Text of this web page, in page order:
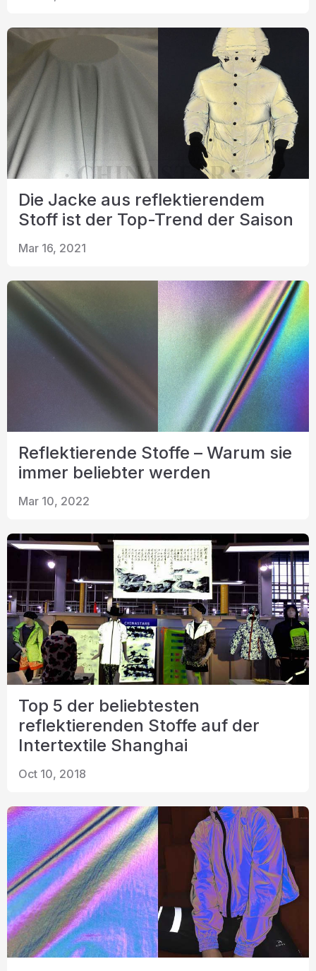
Die Jacke aus reflektierendem
Stoff ist der Top-Trend der Saison
Mar 16, 2021
Reflektierende Stoffe – Warum sie
immer beliebter werden
Mar 10, 2022
Top 5 der beliebtesten
reflektierenden Stoffe auf der
Intertextile Shanghai
Oct 10, 2018